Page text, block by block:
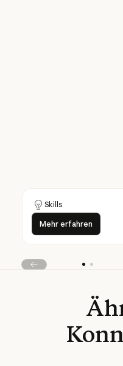
Skills
Mehr erfahren
Mehr erfahren
Skills
Mehr erfahrenMehr erfahren
Vorherige